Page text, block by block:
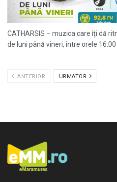
CATHARSIS – muzica care îți dă
de luni până vineri, între orele 16:00
ANTERIOR URMATOR